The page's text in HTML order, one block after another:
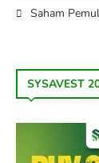
Saham
SYSAVEST